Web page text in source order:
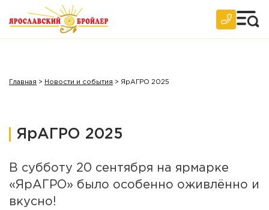
Главная > Новости и события > ЯрАГРО 2025
ЯрАГРО 2025
В субботу 20 сентября на ярмарке
«ЯрАГРО» было особенно оживлённо и
вкусно!